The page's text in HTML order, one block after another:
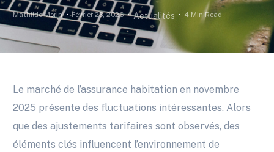
Mathilde Morin Février 23, 2026 Actualités 4 Min Read
Le marché de l’assurance habitation en novembre
2025 présente des fluctuations intéressantes. Alors
que des ajustements tarifaires sont observés, des
éléments clés influencent l’environnement de